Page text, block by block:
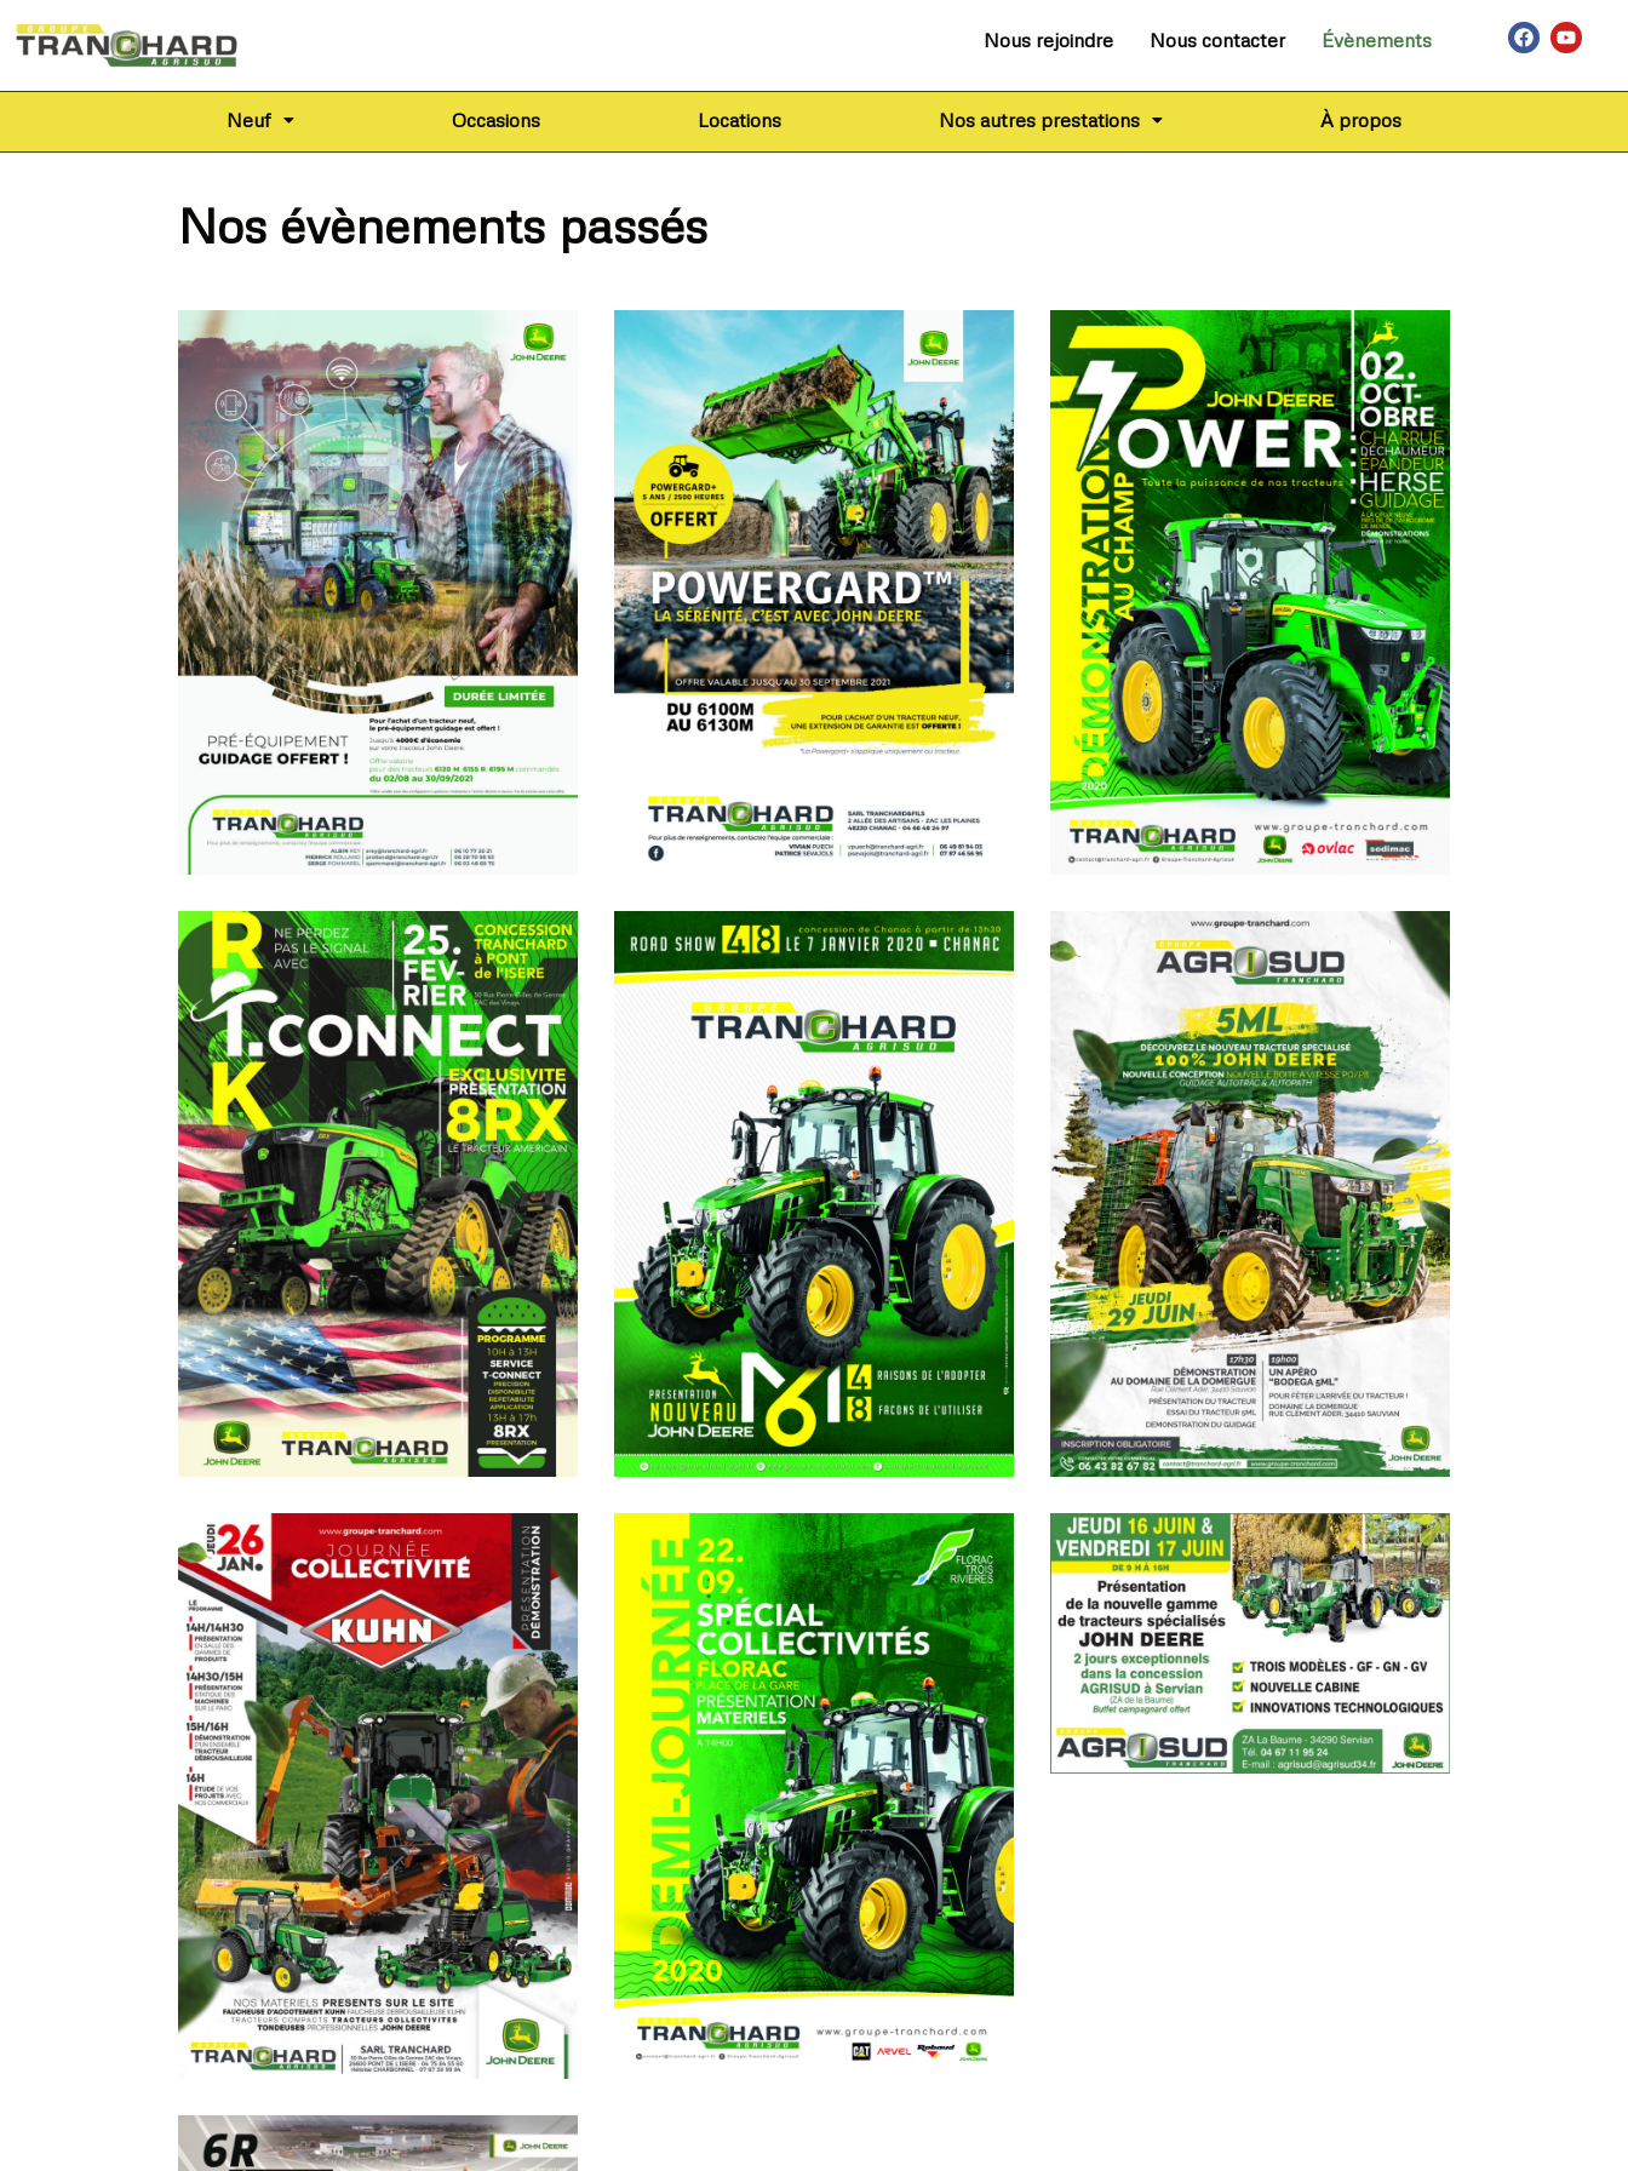
Nous rejoindre Nous contacter Évènements
Neuf Occasions Locations Nos autres prestations À propos
Nos évènements passés